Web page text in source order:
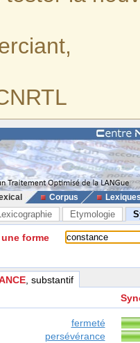
Corpus
Etymologie
une forme
, substantif
fermeté
persévérance